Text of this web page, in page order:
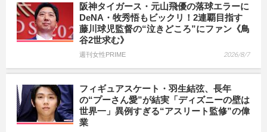
阪神タイガース・元山飛優の落球エラーに
DeNA・牧秀悟もビックリ！2連覇目指す
藤川球児監督の“泣きどころ”にファン《鳥
谷2世求む》
週刊女性PRIME 2026/8/7
フィギュアスケート・羽生結弦、長年
の“プーさん愛”が結実「ディズニーの壁は
世界一」異例すぎる“アスリート監修”の偉
業